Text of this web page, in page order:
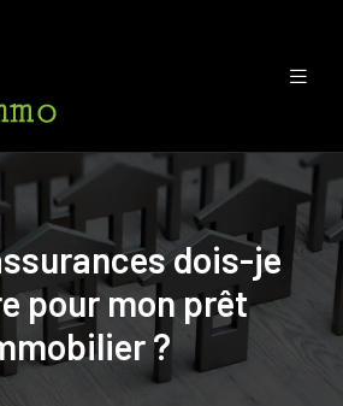
dois-je
pour mon prêt
?